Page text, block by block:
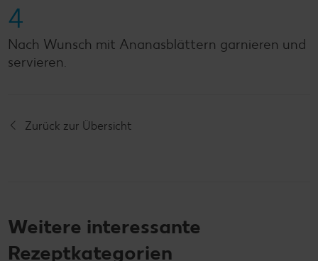
4
Nach Wunsch mit Ananasblättern garnieren und
servieren.
Zurück zur Übersicht
Weitere interessante
Rezeptkategorien